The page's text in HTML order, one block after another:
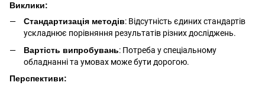
Виклики:
Стандартизація методів: Відсутність єдиних стандартів
ускладнює порівняння результатів різних досліджень.
Вартість випробувань: Потреба у спеціальному
обладнанні та умовах може бути дорогою.
Перспективи: